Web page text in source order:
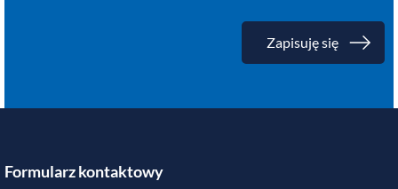
Formularz kontaktowy